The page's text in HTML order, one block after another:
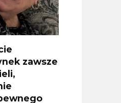
zawsze